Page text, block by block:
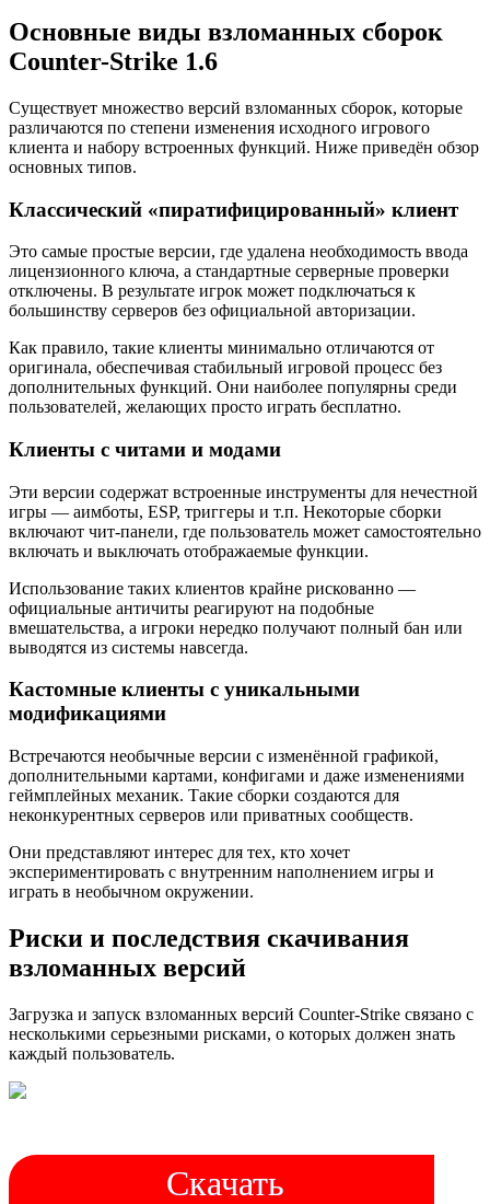
Основные виды взломанных сборок
Counter-Strike 1.6
Существует множество версий взломанных сборок, которые
различаются по степени изменения исходного игрового
клиента и набору встроенных функций. Ниже приведён обзор
основных типов.
Классический «пиратифицированный» клиент
Это самые простые версии, где удалена необходимость ввода
лицензионного ключа, а стандартные серверные проверки
отключены. В результате игрок может подключаться к
большинству серверов без официальной авторизации.
Как правило, такие клиенты минимально отличаются от
оригинала, обеспечивая стабильный игровой процесс без
дополнительных функций. Они наиболее популярны среди
пользователей, желающих просто играть бесплатно.
Клиенты с читами и модами
Эти версии содержат встроенные инструменты для нечестной
игры — аимботы, ESP, триггеры и т.п. Некоторые сборки
включают чит-панели, где пользователь может самостоятельно
включать и выключать отображаемые функции.
Использование таких клиентов крайне рискованно —
официальные античиты реагируют на подобные
вмешательства, а игроки нередко получают полный бан или
выводятся из системы навсегда.
Кастомные клиенты с уникальными
модификациями
Встречаются необычные версии с изменённой графикой,
дополнительными картами, конфигами и даже изменениями
геймплейных механик. Такие сборки создаются для
неконкурентных серверов или приватных сообществ.
Они представляют интерес для тех, кто хочет
экспериментировать с внутренним наполнением игры и
играть в необычном окружении.
Риски и последствия скачивания
взломанных версий
Загрузка и запуск взломанных версий Counter-Strike связано с
несколькими серьезными рисками, о которых должен знать
каждый пользователь.
Скачать